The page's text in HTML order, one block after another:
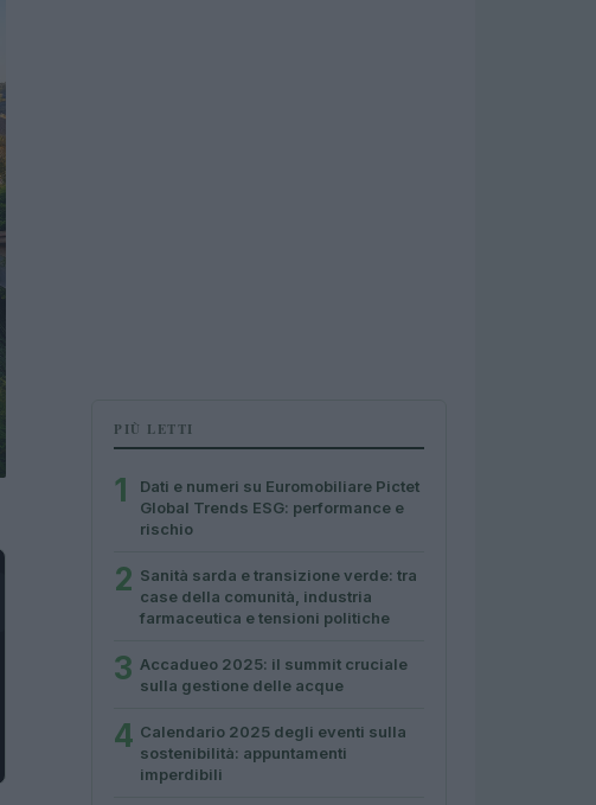
PIÙ LETTI
1
Dati e numeri su Euromobiliare Pictet
Global Trends ESG: performance e
rischio
2 Sanità sarda e transizione verde: tra
case della comunità, industria
farmaceutica e tensioni politiche
3 Accadueo 2025: il summit cruciale
sulla gestione delle acque
4 Calendario 2025 degli eventi sulla
sostenibilità: appuntamenti
imperdibili